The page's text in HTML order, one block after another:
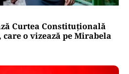
Curtea Constituțională
o vizează pe Mirabela